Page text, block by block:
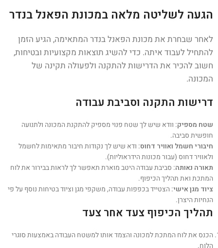
הגעה לשליטה מלאה במכונת הפאנל בנדר
לאחר שבחרת את מכונת הפאנל בנדר המתאימה, הגיע הזמן
להתחיל לעבוד איתה. כדי להשיג תוצאות מקצועיות ובטיחות,
חשוב להכיר את הדרישות להתקנה ולפעולה תקינה של
המכונה.
דרישות התקנה וסביבת עבודה
שטח מספיק: וודא שיש לך שטח פנוי מספיק להתקנת המכונה ולתנועה
חופשית סביבה.
חיבורי חשמל ואוויר דחוס: ודא שיש לך נקודות חיבור מתאימות לחשמל
ולאוויר דחוס (עבור מכונות הידראוליות).
תאורה נאותה: סביבת עבודה היטב מוארת תאפשר לך לראות בבירור את לוח
המתכת ואת תהליך הכיפוף.
ציוד מגן אישי:הצטייד בכפפות עבודה, משקפי מגן וציוד בטיחות נוסף על פי
הנחיות היצרן.
תהליך הכיפוף צעד אחר צעד
הכנס את לוח המתכת למכונה והצמד אותו למשטח העבודה באמצעות סוגרי
הלוח.